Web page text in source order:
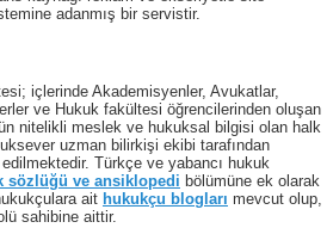
adanmış bir servistir.
içlerinde Akademisyenler, Avukatlar,
ve Hukuk fakültesi öğrencilerinden oluşan
nitelikli meslek ve hukuksal bilgisi olan halk
uzman bilirkişi ekibi tarafından
Türkçe ve yabancı hukuk
sözlüğü ve ansiklopedi bölümüne ek olarak
ait hukukçu blogları mevcut olup,
sahibine aittir.